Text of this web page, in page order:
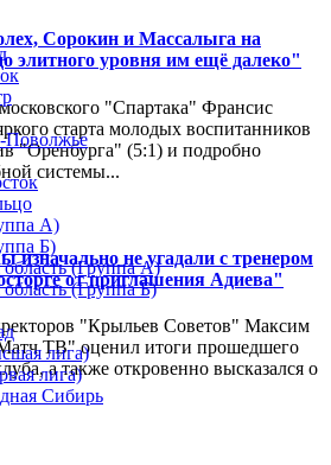
Сорокин и Массалыга на
элитного уровня им ещё далеко"
"Спартака" Франсис
старта молодых воспитанников
"Оренбурга" (5:1) и подробно
системы...
не угадали с тренером
от приглашения Адиева"
"Крыльев Советов" Максим
ТВ" оценил итоги прошедшего
а также откровенно высказался о
А)
Б)
(Группа А)
(Группа Б)
лига)
лига)
Сибирь